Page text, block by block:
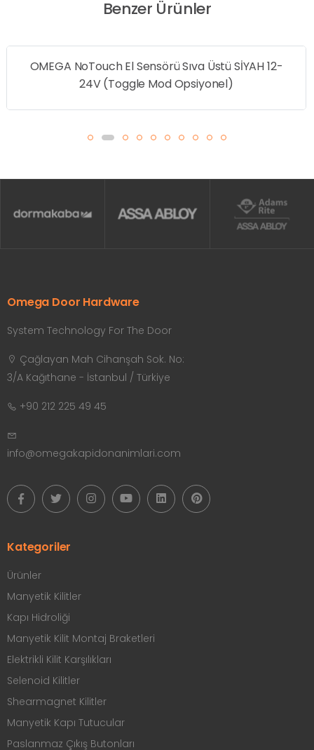
Benzer Ürünler
OMEGA NoTouch El Sensörü Sıva Üstü SİYAH 12-
24V (Toggle Mod Opsiyonel)
Omega Door Hardware
System Technology For The Door
Çağlayan Mah Cihanşah Sok. No:
3/A Kağıthane - İstanbul / Türkiye
+90 212 225 49 45
info@omegakapidonanimlari.com
Kategoriler
Ürünler
Manyetik Kilitler
Kapı Hidroliği
Manyetik Kilit Montaj Braketleri
Elektrikli Kilit Karşılıkları
Selenoid Kilitler
Shearmagnet Kilitler
Manyetik Kapı Tutucular
Paslanmaz Çıkış Butonları